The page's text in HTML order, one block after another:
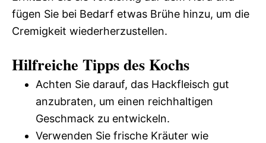
fügen Sie bei Bedarf etwas Brühe hinzu, um die
Cremigkeit wiederherzustellen.
Hilfreiche Tipps des Kochs
Achten Sie darauf, das Hackfleisch gut
anzubraten, um einen reichhaltigen
Geschmack zu entwickeln.
Verwenden Sie frische Kräuter wie